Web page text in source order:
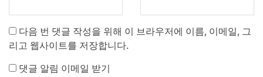
다음 번 댓글 작성을 위해 이 브라우저에 이름, 이메일, 그
리고 웹사이트를 저장합니다.
댓글 알림 이메일 받기